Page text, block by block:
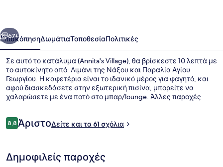
Επόμενο
67+
ΕπισκόπησηΔωμάτιαΤοποθεσίαΠολιτικές
Σε αυτό το κατάλυμα (Annita's Village), θα βρίσκεστε 10 λεπτά με
το αυτοκίνητο από: Λιμάνι της Νάξου και Παραλία Αγίου
Γεωργίου. Η καφετέρια είναι το ιδανικό μέρος για φαγητό, και
αφού διασκεδάσετε στην εξωτερική πισίνα, μπορείτε να
χαλαρώσετε με ένα ποτό στο μπαρ/lounge. Άλλες παροχές
Σχόλια
8,88,8 στα 10
ΆριστοΔείτε και τα 61 σχόλια
Δημοφιλείς παροχές